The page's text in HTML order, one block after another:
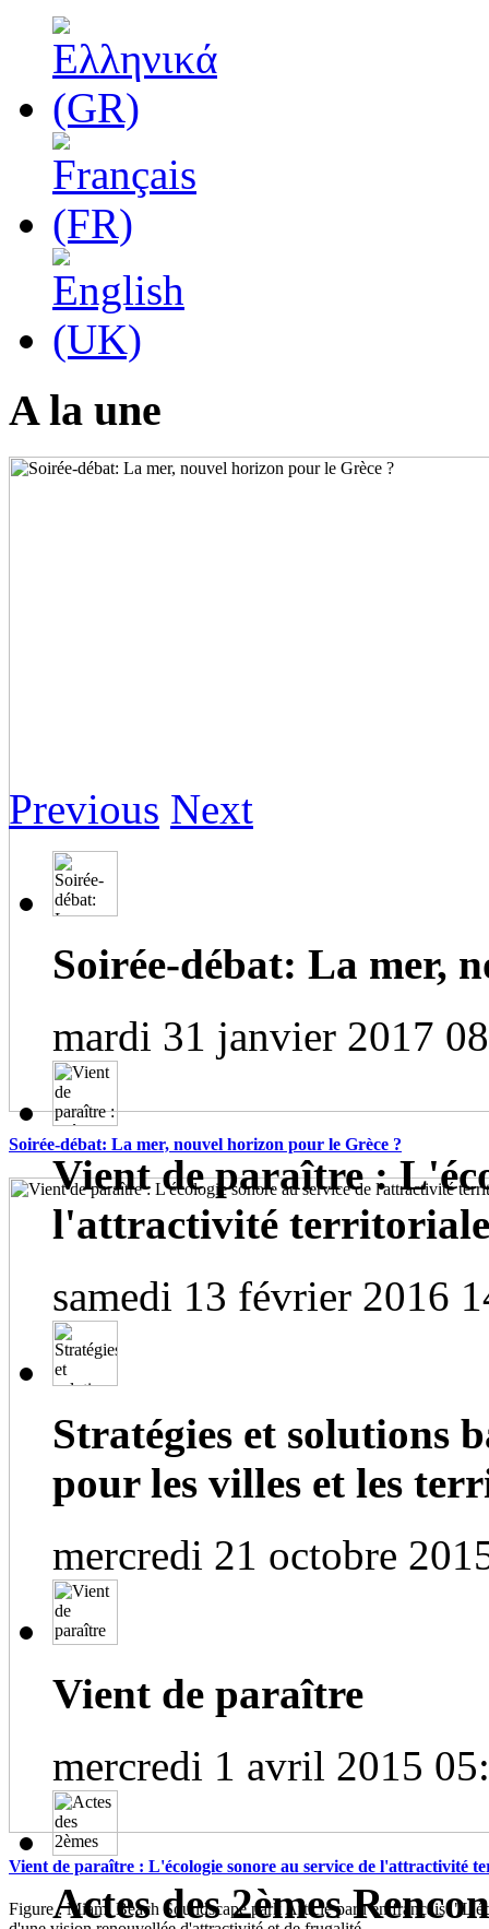
A la une
Soirée-débat: La mer, nouvel horizon pour le Grèce ?
Vient de paraître : L'écologie sonore au service de l'attractivité
Figure : Miami Beach Soundscape park Article paru en français
Previous Next
Soirée-débat: La mer,
mardi 31 janvier 2017
Vient de paraître :
l'attractivité territoriale
samedi 13 février 2016
Stratégies et solutions
pour les villes et les
mercredi 21 octobre
Vient de paraître
mercredi 1 avril 2015
Actes des 2èmes